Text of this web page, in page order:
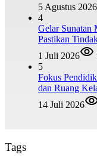
5 Agustus 2026
4
Gelar Sunatan
Pastikan
1 Juli 2026
5
Fokus
dan Ruang
14 Juli 2026
Tags